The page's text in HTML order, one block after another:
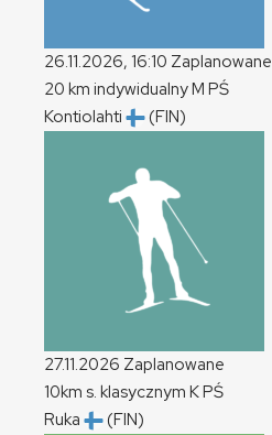
26.11.2026, 16:10 Zaplanowane
20 km indywidualnyM PŚ
Kontiolahti
(FIN)
27.11.2026 Zaplanowane
10km s. klasycznym KPŚ
Ruka
(FIN)